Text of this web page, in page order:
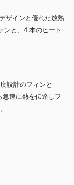
ザインと優れた放熱
ンと、4 本のヒート
設計のフィンと
急速に熱を伝達しフ